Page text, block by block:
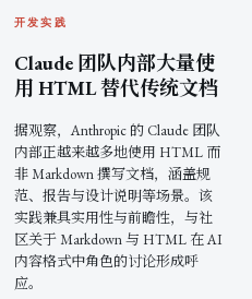
开发实践
Claude 团队内部大量使
用 HTML 替代传统文档
据观察，Anthropic 的 Claude 团队
内部正越来越多地使用 HTML 而
非 Markdown 撰写文档，涵盖规
范、报告与设计说明等场景。该
实践兼具实用性与前瞻性，与社
区关于 Markdown 与 HTML 在 AI
内容格式中角色的讨论形成呼
应。